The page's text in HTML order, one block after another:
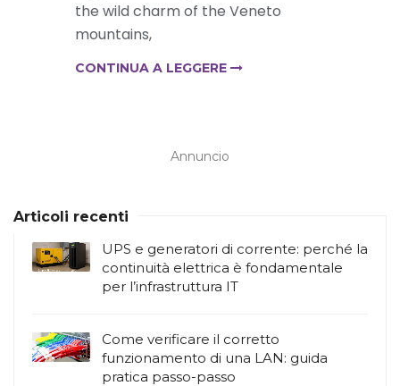
the wild charm of the Veneto
mountains,
CONTINUA A LEGGERE
Annuncio
Articoli recenti
UPS e generatori di corrente: perché la
continuità elettrica è fondamentale
per l’infrastruttura IT
Come verificare il corretto
funzionamento di una LAN: guida
pratica passo-passo